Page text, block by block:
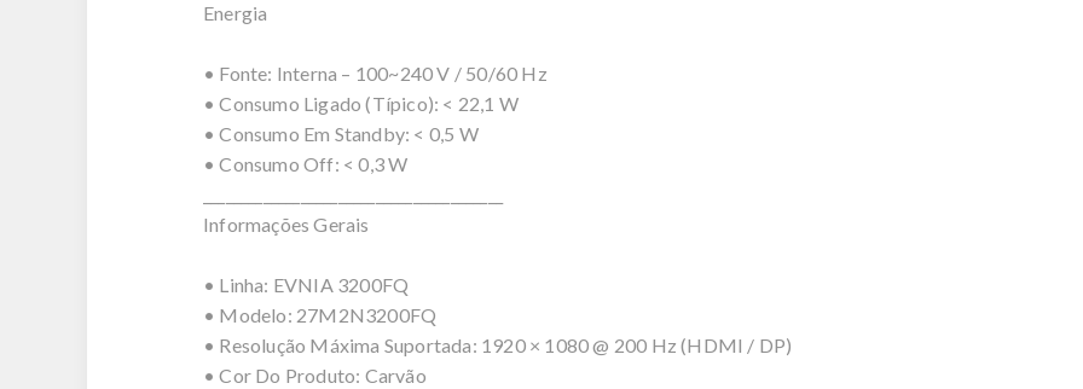
Energia
• Fonte: Interna – 100~240 V / 50/60 Hz
• Consumo Ligado (Típico): < 22,1 W
• Consumo Em Standby: < 0,5 W
• Consumo Off: < 0,3 W
Informações Gerais
• Linha: EVNIA 3200FQ
• Modelo: 27M2N3200FQ
• Resolução Máxima Suportada: 1920 × 1080 @ 200 Hz (HDMI / DP)
• Cor Do Produto: Carvão